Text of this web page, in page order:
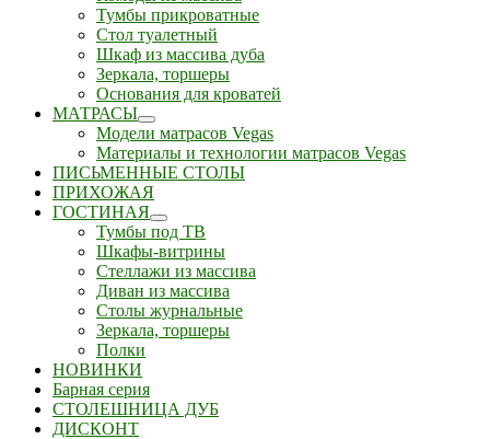
Тумбы прикроватные
Стол туалетный
Шкаф из массива дуба
Зеркала, торшеры
Основания для кроватей
МАТРАСЫ
Модели матрасов Vegas
Материалы и технологии матрасов Vegas
ПИСЬМЕННЫЕ СТОЛЫ
ПРИХОЖАЯ
ГОСТИНАЯ
Тумбы под ТВ
Шкафы-витрины
Стеллажи из массива
Диван из массива
Столы журнальные
Зеркала, торшеры
Полки
НОВИНКИ
Барная серия
СТОЛЕШНИЦА ДУБ
ДИСКОНТ